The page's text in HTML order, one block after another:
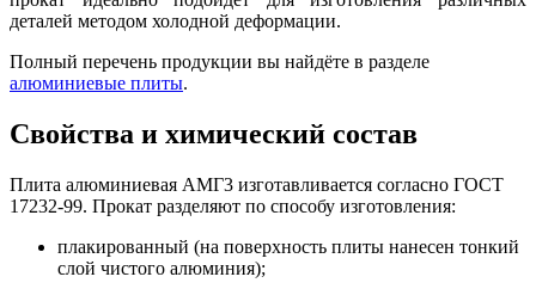
деталей методом холодной деформации.
Полный перечень продукции вы найдёте в разделе
алюминиевые плиты.
Свойства и химический состав
Плита алюминиевая АМГ3 изготавливается согласно ГОСТ
17232-99. Прокат разделяют по способу изготовления:
плакированный (на поверхность плиты нанесен тонкий
слой чистого алюминия);